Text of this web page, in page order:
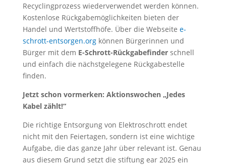
Recyclingprozess wiederverwendet werden können.
Kostenlose Rückgabemöglichkeiten bieten der
Handel und Wertstoffhöfe. Über die Webseite e-
schrott-entsorgen.orgkönnen Bürgerinnen und
Bürger mit dem E-Schrott-Rückgabefinderschnell
und einfach die nächstgelegene Rückgabestelle
finden.
Jetzt schon vormerken: Aktionswochen „Jedes
Kabel zählt!“
Die richtige Entsorgung von Elektroschrott endet
nicht mit den Feiertagen, sondern ist eine wichtige
Aufgabe, die das ganze Jahr über relevant ist. Genau
aus diesem Grund setzt die stiftung ear 2025 ein